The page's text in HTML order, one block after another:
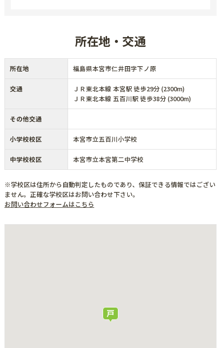
所在地・交通
所在地 福島県本宮市仁井田字下ノ原
交通
ＪＲ東北本線 本宮駅 徒歩29分 (2300m)
ＪＲ東北本線 五百川駅 徒歩38分 (3000m)
その他交通
小学校校区 本宮市立五百川小学校
中学校校区 本宮市立本宮第二中学校
※学校区は住所から自動判定したものであり、保証できる情報ではござい
ません。正確な学校区はお問い合わせ下さい。
お問い合わせフォームはこちら